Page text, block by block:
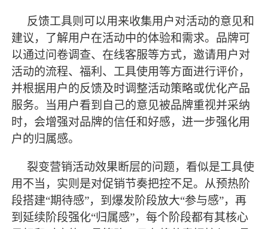
反馈工具则可以用来收集用户对活动的意见和
建议，了解用户在活动中的体验和需求。品牌可
以通过问卷调查、在线客服等方式，邀请用户对
活动的流程、福利、工具使用等方面进行评价，
并根据用户的反馈及时调整活动策略或优化产品
服务。当用户看到自己的意见被品牌重视并采纳
时，会增强对品牌的信任和好感，进一步强化用
户的归属感。
裂变营销活动效果断层的问题，看似是工具使
用不当，实则是对促销节奏把控不足。从预热阶
段搭建“期待感”，到爆发阶段放大“参与感”，再
到延续阶段强化“归属感”，每个阶段都有其核心